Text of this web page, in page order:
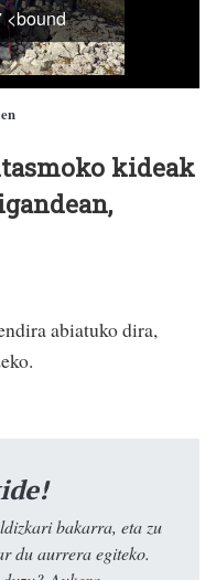
kideak
abiatuko dira,
bakarra, eta zu
du aurrera egiteko.